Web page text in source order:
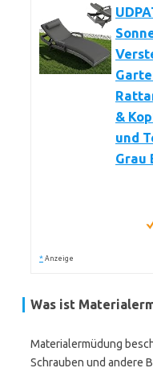
&
und
Grau
* Anzeige
Was ist
Materialermüdung
Schrauben und andere